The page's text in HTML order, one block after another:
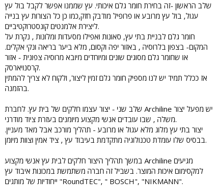
שלב הראשון -זה בחירת חומר גלם איכותי. עץ שממנו אפשר לקבל בול עץ
עגול, בול עץ מרובע או פרופיל מודבק חזק,כמו כן כל הצורות עץ בנייה
ליצירת אלמנטים קונסטרוקטיביים.
חומר גלם לבניית בתי עץ, סאונות ואפילו מסעדות ומלונות , נקרת על
המקום- בצפון בלרוסיה , באזור יפה וקסום, מלא ביער בריאה ונקי אקלים.
או שחומר גלם מסוגים שונים ומיוחדים מיובא מרוסיה צפונית - אזור
קרסנויארסק.
אז ככלל תמיד יש לנו מספיק חומר גלם זמין ליצור, ולקוח לא צריך להמתין
בהזמנה.
שלב שני - יצור עצמו חלקים של בית עץ. לחברת Archiline יש מפעל יצור
משלה , שבו עובדים אנשי מקצוע מיומנים בעזרת ציוד מודרני.
יצור בתי עץ מלוג מלא עגול או מרובע - תהליך מורכב אבל מאד מעניין.
בבסיס שלו עומדת טכנולוגיה מתקדמת בעיבוד עץ , ציד אמין וצוות מיומן.
במשך תהליך היצור חלקים לבית עץ אנשי מקצוע Archiline מגיעים
למקסימום איכות המוצר. בשביל זה חברה משתמשת במכונות איבוד עץ
ייחודיות של מותגים "RoundTEC", " BOSCH", "NIKMANN".